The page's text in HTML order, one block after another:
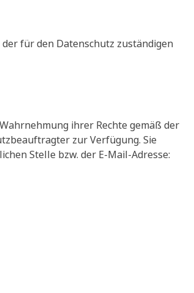
für den Datenschutz zuständigen
ihrer Rechte gemäß der
zur Verfügung. Sie
Stelle bzw. der E-Mail-Adresse: